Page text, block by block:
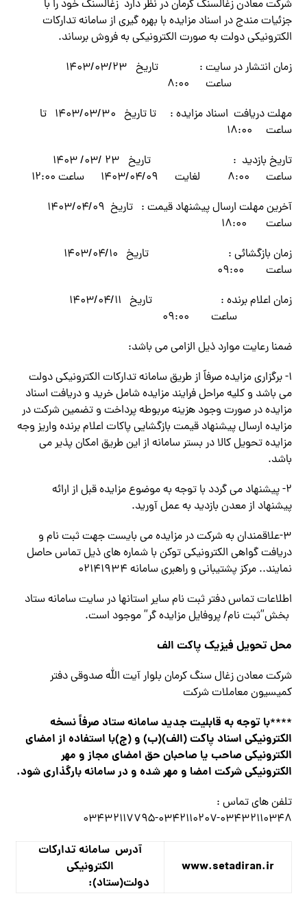
شرکت معادن زغالسنگ کرمان در نظر دارد زغالسنگ خود را با
جزئیات مندج در اسناد مزایده با بهره گیری از سامانه تدارکات
الکترونیکی دولت به صورت الکترونیکی به فروش برساند.
زمان انتشار در سایت : تاریخ ۱۴۰۳/۰۳/۲۳
ساعت ۸:۰۰
مهلت دریافت اسناد مزایده : تا تاریخ ۱۴۰۳/۰۳/۳۰ تا
ساعت ۱۸:۰۰
تاریخ بازدید : تاریخ ۲۳ /۰۳/ ۱۴۰۳
ساعت ۸:۰۰ لغایت ۱۴۰۳/۰۴/۰۹ ساعت ۱۲:۰۰
ساعت ۱۸:۰۰
ساعت ۰۹:۰۰
زمان اعلام برنده : تاریخ ۱۴۰۳/۰۴/۱۱
ساعت ۰۹:۰۰
ضمنا رعایت موارد ذیل الزامی می باشد:
۱- برگزاری مزایده صرفاً از طریق سامانه تدارکات الکترونیکی دولت
می باشد و کلیه مراحل فرایند مزایده شامل خرید و دریافت اسناد
مزایده در صورت وجود هزینه مربوطه پرداخت و تضمین شرکت در
مزایده ارسال پیشنهاد قیمت بازگشایی پاکات اعلام برنده واریز وجه
مزایده تحویل کالا در بستر سامانه از این طریق امکان پذیر می
باشد.
۲- پیشنهاد می گردد با توجه به موضوع مزایده قبل از ارائه
پیشنهاد از معدن بازدید به عمل آورید.
۳-علاقمندان به شرکت در مزایده می بایست جهت ثبت نام و
دریافت گواهی الکترونیکی توکن با شماره های ذیل تماس حاصل
نمایند.. مرکز پشتیبانی و راهبری سامانه ۰۲۱۴۱۹۳۴
اطلاعات تماس دفتر ثبت نام سایر استانها در سایت سامانه ستاد
بخش”ثبت نام/ پروفایل مزایده گر” موجود است.
محل تحویل فیزیک پاکت الف
شرکت معادن زغال سنگ کرمان بلوار آیت الله صدوقی دفتر
کمیسیون معاملات شرکت
****با توجه به قابلیت جدید سامانه ستاد صرفاً نسخه
الکترونیکی اسناد پاکت (الف)(ب) و (ج)با استفاده از امضای
الکترونیکی صاحب یا صاحبان حق امضای مجاز و مهر
الکترونیکی شرکت امضا و مهر شده و در سامانه بارگذاری شود.
تلفن های تماس :
۰۳۴۳۲۱۱۰۳۴۸-۰۳۴۲۱۱۰۲۰۷-۰۳۴۳۲۱۱۷۷۹۵
www.setadiran.ir
آدرس سامانه تدارکات
الکترونیکی
دولت(ستاد):